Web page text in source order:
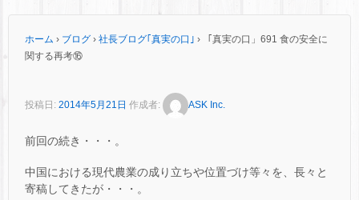
ホーム › ブログ › 社長ブログ｢真実の口｣ ›
「真実の口」691 食の安全に
関する再考⑯
投稿日: 2014年5月21日 作成者: ASK Inc.
前回の続き・・・。
中国における現代農業の成り立ちや位置づけ等々を、長々と
寄稿してきたが・・・。